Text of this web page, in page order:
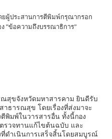
ยผู้ประสานการตีพิมพ์กรุณากรอก
"ข้อความถึงบรรณาธิการ"
สุขจังหวัดมหาสารคาม ยินดีรับ
ธารณสุข โดยเรื่องที่ส่งมาจะ
พิมพ์ในวารสารอื่น ทั้งนี้กอง
รวจทานแก้ไขต้นฉบับ และ
ดำเนินการเสร็จสิ้นโดยสมบูรณ์